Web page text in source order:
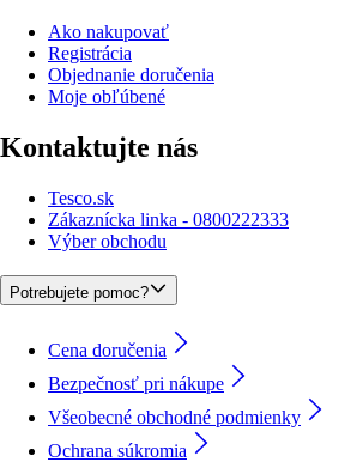
Ako nakupovať
Registrácia
Objednanie doručenia
Moje obľúbené
Kontaktujte nás
Tesco.sk
Zákaznícka linka - 0800222333
Výber obchodu
Potrebujete pomoc?
Cena doručenia
Bezpečnosť pri nákupe
Všeobecné obchodné podmienky
Ochrana súkromia